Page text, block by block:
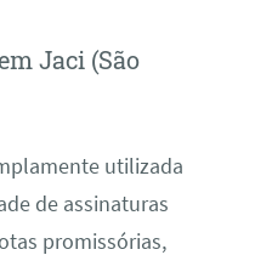
Jaci (São
utilizada
de assinaturas
promissórias,